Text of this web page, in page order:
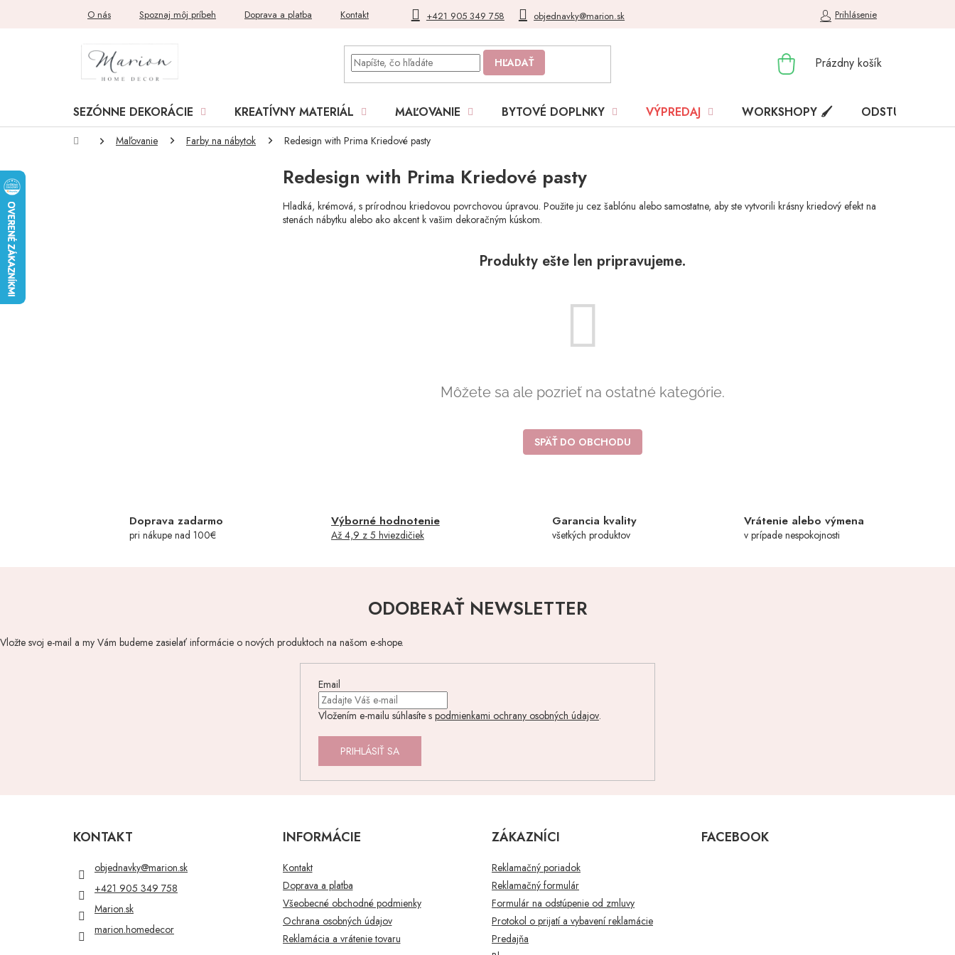
+421 905 349 758 objednavky@marion.sk
O nás Spoznaj môj príbeh Doprava a platba Kontakt Blog Moja objednávka Prihlásenie
HĽADAŤ
NÁKUPNÝ
Prázdny košík
SEZÓNNE DEKORÁCIE KREATÍVNY MATERIÁL MAĽOVANIE BYTOVÉ DOPLNKY VÝPREDAJ WORKSHOPY 🖌️ ODSTÚPENIE
DomovMaľovanie Farby na nábytok Redesign with Prima Kriedové pasty
Redesign with Prima Kriedové pasty
Hladká, krémová, s prírodnou kriedovou povrchovou úpravou. Použite ju cez šablónu alebo samostatne, aby ste vytvorili krásny kriedový efekt na
stenách nábytku alebo ako akcent k vašim dekoračným kúskom.
Produkty ešte len pripravujeme.
Môžete sa ale pozrieť na ostatné kategórie.
SPÄŤ DO OBCHODU
Doprava zadarmo
pri nákupe nad 100€
Výborné hodnotenie
Až 4,9 z 5 hviezdičiek
Garancia kvality
všetkých produktov
Vrátenie alebo výmena
v prípade nespokojnosti
ODOBERAŤ NEWSLETTER
Vložte svoj e-mail a my Vám budeme zasielať informácie o nových produktoch na našom e-shope.
Email
Vložením e-mailu súhlasíte s podmienkami ochrany osobných údajov.
PRIHLÁSIŤ SA
KONTAKT
objednavky@marion.sk
+421 905 349 758
Marion.sk
marion.homedecor
INFORMÁCIE
Kontakt
Doprava a platba
Všeobecné obchodné podmienky
Ochrana osobných údajov
Reklamácia a vrátenie tovaru
ZÁKAZNÍCI
Reklamačný poriadok
Reklamačný formulár
Formulár na odstúpenie od zmluvy
Protokol o prijatí a vybavení reklamácie
Predajňa
FACEBOOK